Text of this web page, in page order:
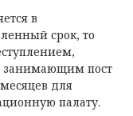
в
срок, то
пост
для
палату.